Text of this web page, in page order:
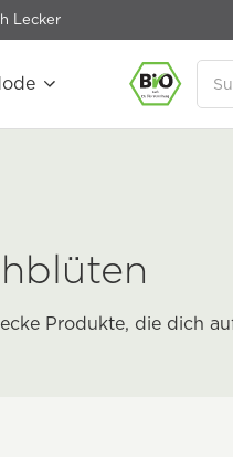
Lecker
Produkte, die dich